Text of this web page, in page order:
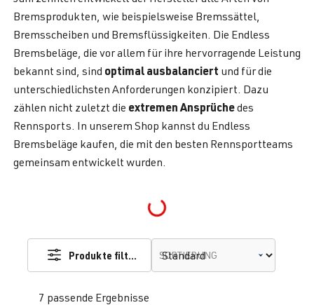
Bremsprodukten, wie beispielsweise Bremssättel,
Bremsscheiben und Bremsflüssigkeiten. Die Endless
Bremsbeläge, die vor allem für ihre hervorragende Leistung
bekannt sind, sind optimal ausbalanciert und für die
unterschiedlichsten Anforderungen konzipiert. Dazu
zählen nicht zuletzt die extremen Ansprüchedes
Rennsports. In unserem Shop kannst du Endless
Bremsbeläge kaufen, die mit den besten Rennsportteams
gemeinsam entwickelt wurden.
Loading...
7 passende Ergebnisse
Produkte filtern SORTIERUNG